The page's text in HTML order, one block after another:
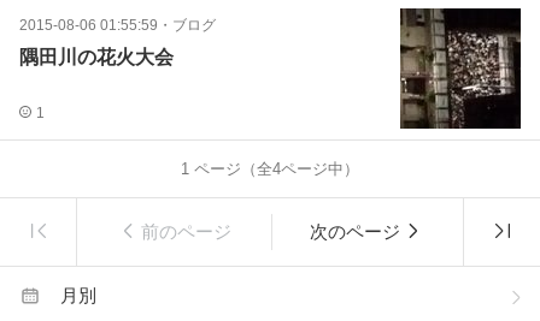
2015-08-06 01:55:59 ・ ブログ
隅田川の花火大会
1
1 ページ（全4ページ中）
前のページ 次のページ
月別